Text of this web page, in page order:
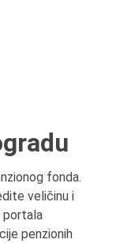
fonda.
veličinu i
portala
penzionih